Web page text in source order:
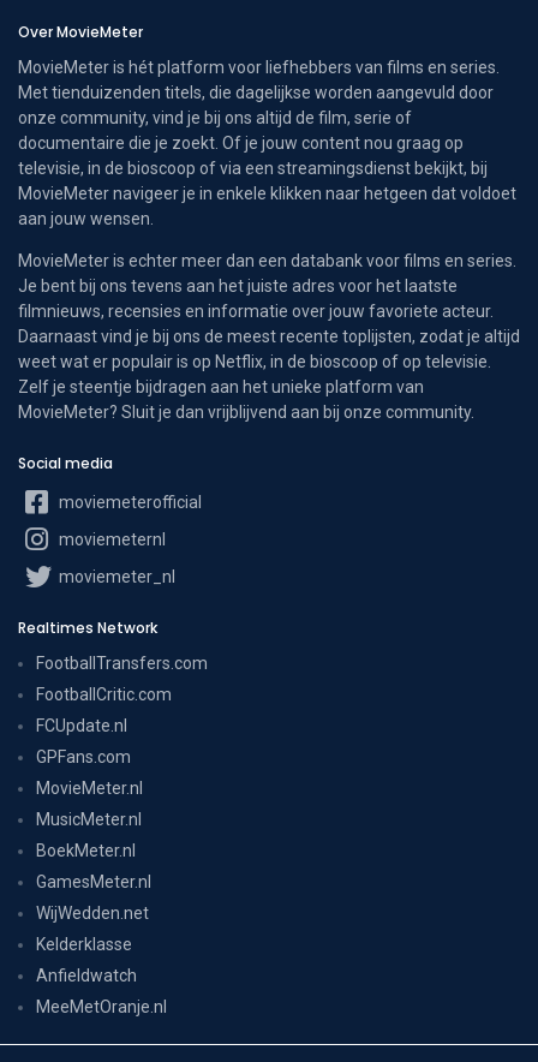
Over MovieMeter
MovieMeter is hét platform voor liefhebbers van films en series.
Met tienduizenden titels, die dagelijkse worden aangevuld door
onze community, vind je bij ons altijd de film, serie of
documentaire die je zoekt. Of je jouw content nou graag op
televisie, in de bioscoop of via een streamingsdienst bekijkt, bij
MovieMeter navigeer je in enkele klikken naar hetgeen dat voldoet
aan jouw wensen.
MovieMeter is echter meer dan een databank voor films en series.
Je bent bij ons tevens aan het juiste adres voor het laatste
filmnieuws, recensies en informatie over jouw favoriete acteur.
Daarnaast vind je bij ons de meest recente toplijsten, zodat je altijd
weet wat er populair is op Netflix, in de bioscoop of op televisie.
Zelf je steentje bijdragen aan het unieke platform van
MovieMeter? Sluit je dan vrijblijvend aan bij onze community.
Social media
moviemeterofficial
moviemeternl
moviemeter_nl
Realtimes Network
FootballTransfers.com
FootballCritic.com
FCUpdate.nl
GPFans.com
MovieMeter.nl
MusicMeter.nl
BoekMeter.nl
GamesMeter.nl
WijWedden.net
Kelderklasse
Anfieldwatch
MeeMetOranje.nl